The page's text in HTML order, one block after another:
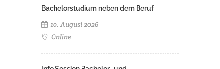
Bachelorstudium neben dem Beruf
10. August 2026
Online